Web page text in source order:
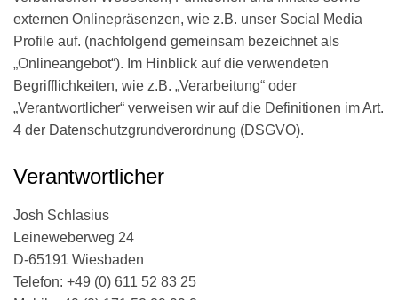
externen Onlinepräsenzen, wie z.B. unser Social Media
Profile auf. (nachfolgend gemeinsam bezeichnet als
„Onlineangebot“). Im Hinblick auf die verwendeten
Begrifflichkeiten, wie z.B. „Verarbeitung“ oder
„Verantwortlicher“ verweisen wir auf die Definitionen im Art.
4 der Datenschutzgrundverordnung (DSGVO).
Verantwortlicher
Josh Schlasius
Leineweberweg 24
D-65191 Wiesbaden
Telefon: +49 (0) 611 52 83 25